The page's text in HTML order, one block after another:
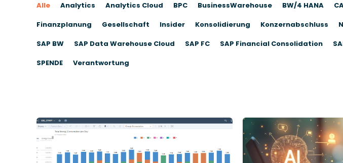
Alle Analytics Analytics Cloud BPC BusinessWarehouse BW/4 HANA
Finanzplanung
Gesellschaft Insider Konsolidierung Konzernabschluss
SAP BW
SAP Data Warehouse Cloud SAP FC SAP Financial Consolidation
SPENDE
Verantwortung